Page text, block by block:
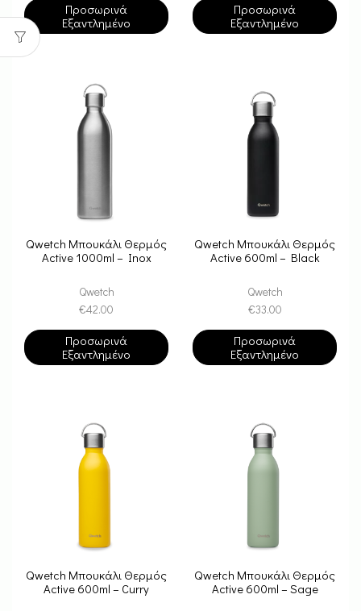
Προσωρινά
Εξαντλημένο
Προσωρινά
Εξαντλημένο
Qwetch Μπουκάλι Θερμός
Active 1000ml – Inox
Qwetch
€42.00
Προσωρινά
Εξαντλημένο
Qwetch Μπουκάλι Θερμός
Active 600ml – Black
Qwetch
€33.00
Προσωρινά
Εξαντλημένο
Qwetch Μπουκάλι Θερμός
Active 600ml – Curry
Qwetch Μπουκάλι Θερμός
Active 600ml – Sage